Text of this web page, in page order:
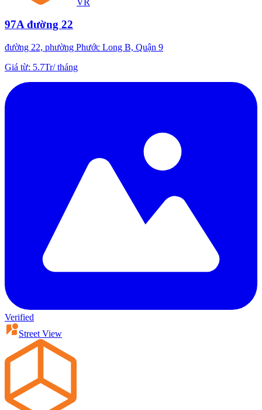
97A đường 22
đường 22, phường Phước Long B, Quận 9
Giá từ: 5.7Tr/tháng
Verified
Street View